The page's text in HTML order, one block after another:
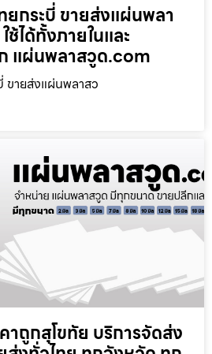
ยกระบี่ ขายส่งแผ่นพลา
ได้ทั้งภายในและ
แผ่นพลาสวูด.com
ขายส่งแผ่นพลาสว
ถูกสุโขทัย บริการจัดส่ง